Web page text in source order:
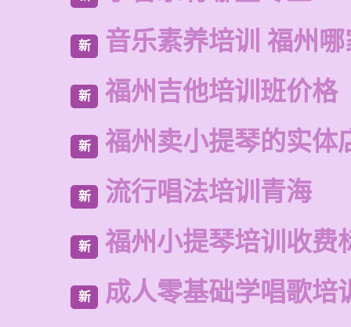
新 音乐素养培训 福州
新 福州吉他培训班价格
新 福州卖小提琴的实体
新 流行唱法培训青海
新 福州小提琴培训收费
新 成人零基础学唱歌培